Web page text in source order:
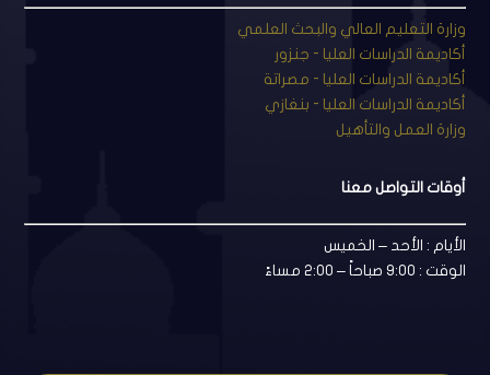
وزارة التعليم العالي والبحث العلمي
أكاديمة الدراسات العليا - جنزور
أكاديمة الدراسات العليا - مصراتة
أكاديمة الدراسات العليا - بنغازي
وزارة العمل والتأهيل
أوقات التواصل معنا
الأيام : الأحد – الخميس
الوقت : 9:00 صباحاً – 2:00 مساءً